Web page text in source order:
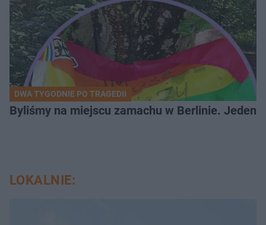
DWA TYGODNIE PO TRAGEDII
Byliśmy na miejscu zamachu w Berlinie. Jeden
LOKALNIE: